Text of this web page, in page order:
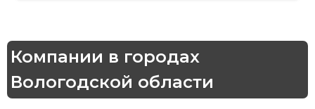
Компании в городах
Вологодской области